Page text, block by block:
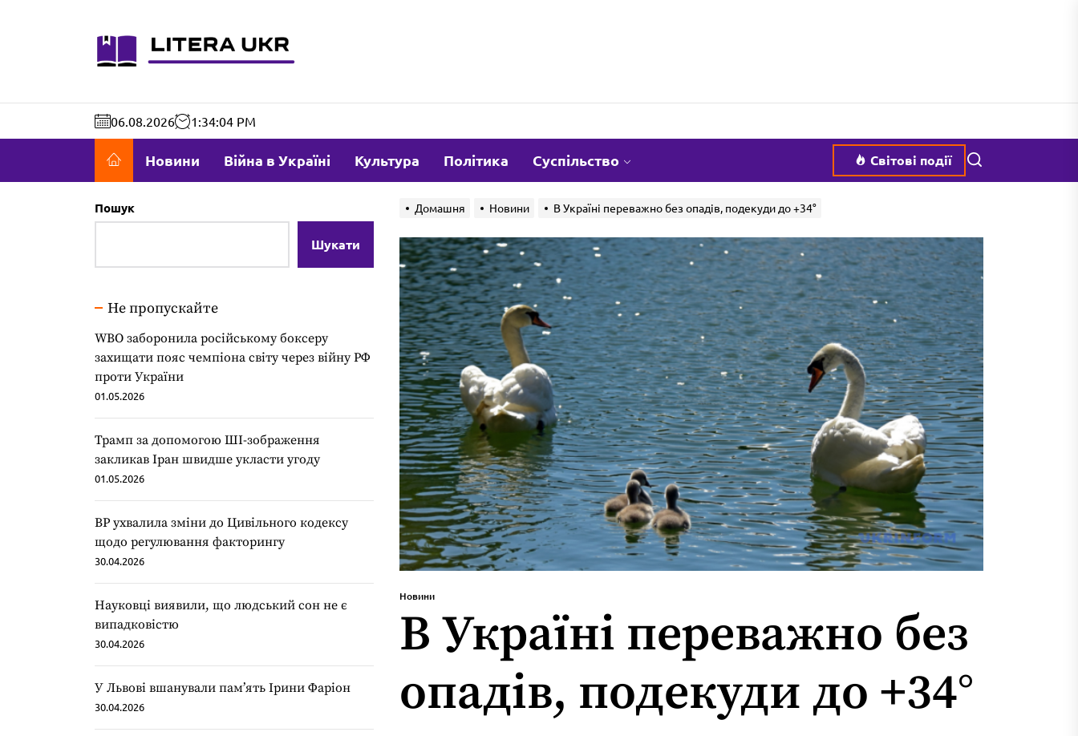
06.08.2026 1:34:05 PM
Новини Війна в Україні Культура Політика Суспільство Світові події Пошук
Домашня Новини В Україні переважно без опадів, подекуди до +34°
Новини
В Україні переважно без
опадів, подекуди до +34°
Пошук
Шукати
Не пропускайте
WBO заборонила російському боксеру
захищати пояс чемпіона світу через війну РФ
проти України
01.05.2026
Трамп за допомогою ШІ-зображення
закликав Іран швидше укласти угоду
01.05.2026
ВР ухвалила зміни до Цивільного кодексу
щодо регулювання факторингу
30.04.2026
Науковці виявили, що людський сон не є
випадковістю
30.04.2026
У Львові вшанували пам’ять Ірини Фаріон
30.04.2026